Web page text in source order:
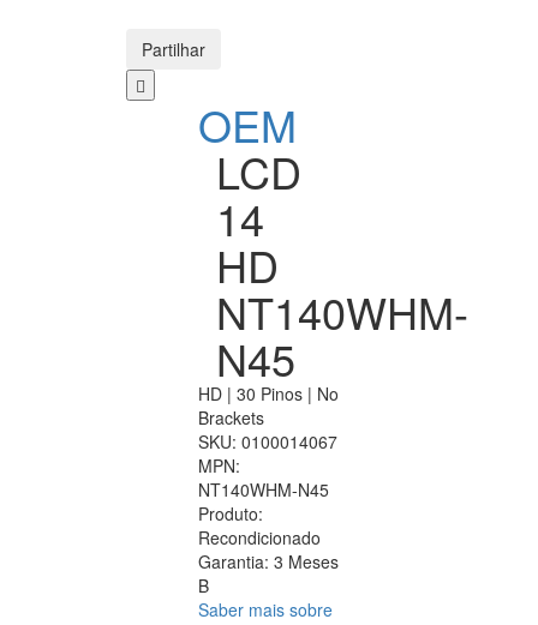
Partilhar
OEM
LCD
14
HD
NT140WHM-
N45
HD | 30 Pinos | No
Brackets
SKU: 0100014067
MPN:
NT140WHM-N45
Produto:
Recondicionado
Garantia: 3 Meses
B
Saber mais sobre